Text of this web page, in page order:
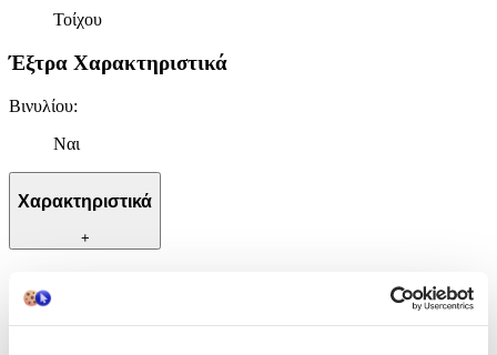
Τοίχου
Έξτρα Χαρακτηριστικά
Βινυλίου:
Ναι
Χαρακτηριστικά
+
Χαρακτηριστικά